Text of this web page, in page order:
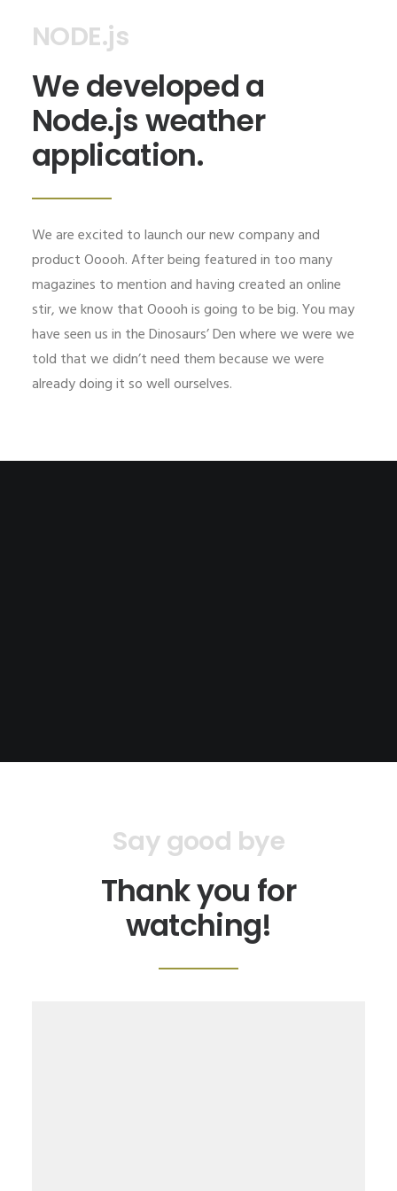
NODE.js
We developed a
Node.js weather
application.
We are excited to launch our new company and
product Ooooh. After being featured in too many
magazines to mention and having created an online
stir, we know that Ooooh is going to be big. You may
have seen us in the Dinosaurs’ Den where we were we
told that we didn’t need them because we were
already doing it so well ourselves.
Say good bye
Thank you for
watching!